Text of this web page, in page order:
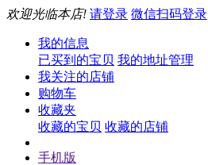
欢迎光临本店! 请登录 微信扫码登录
我的信息
已买到的宝贝 我的地址管理
我关注的店铺
购物车
收藏夹
收藏的宝贝 收藏的店铺
手机版